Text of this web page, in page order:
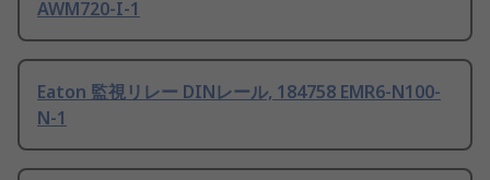
AWM720-I-1
Eaton 監視リレー DINレール, 184758 EMR6-N100-
N-1